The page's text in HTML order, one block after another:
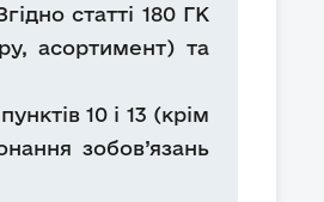
статті 180 ГК
асортимент) та
10 і 13 (крім
зобов’язань